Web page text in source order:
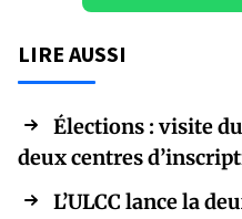
LIRE AUSSI
Élections : visite
deux centres
L’ULCC lance la